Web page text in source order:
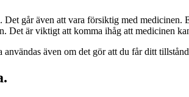
går även att vara försiktig med
Det är viktigt att komma ihåg att medicinen
även om det gör att du får ditt